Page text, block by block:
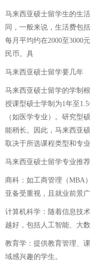
马来西亚硕士留学生的生
同，一般来说，生活费包
每月平均约在2000至3000
民币。具
马来西亚硕士留学要几年
马来西亚硕士留学的学制
授课型硕士学制为1年至
（如医学专业）。研究型
能稍长。因此，马来西亚
取决于所选课程类型和专业
马来西亚硕士留学专业推荐
商科：如工商管理（MBA
亚备受重视，且就业前景广
计算机科学：随着信息技
越好，包括人工智能、大
教育学：提供教育管理、
域感兴趣的学生。